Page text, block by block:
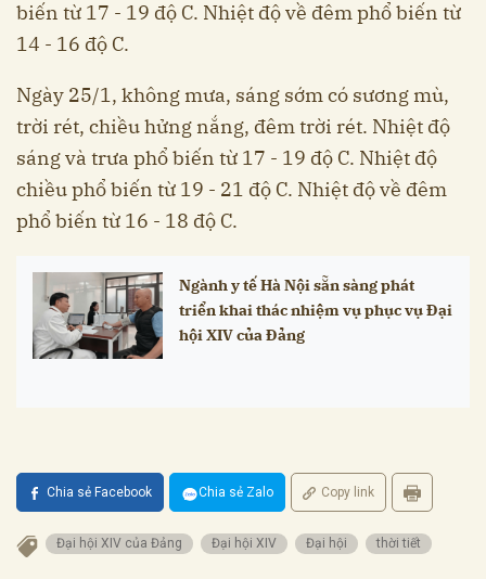
biến từ 17 - 19 độ C. Nhiệt độ về đêm phổ biến từ
14 - 16 độ C.
Ngày 25/1, không mưa, sáng sớm có sương mù,
trời rét, chiều hửng nắng, đêm trời rét. Nhiệt độ
sáng và trưa phổ biến từ 17 - 19 độ C. Nhiệt độ
chiều phổ biến từ 19 - 21 độ C. Nhiệt độ về đêm
phổ biến từ 16 - 18 độ C.
Ngành y tế Hà Nội sẵn sàng phát
triển khai thác nhiệm vụ phục vụ Đại
hội XIV của Đảng
Chia sẻ Facebook Chia sẻ Zalo Copy link
Đại hội XIV của Đảng Đại hội XIV Đại hội thời tiết